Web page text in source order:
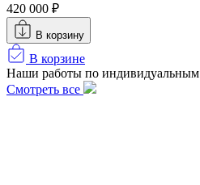
420 000 ₽
В корзину
В корзине
Наши работы по индивидуальным
Смотреть все